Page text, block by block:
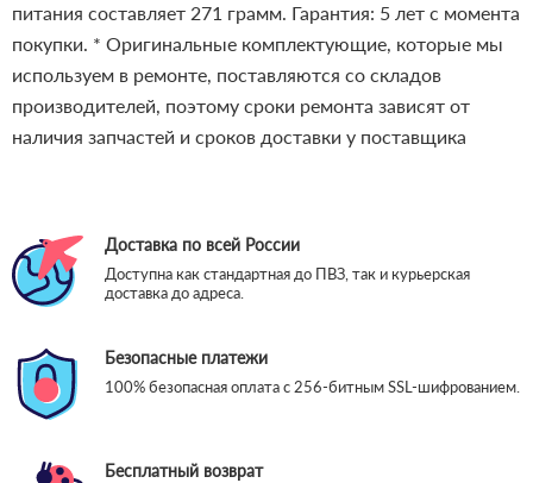
питания составляет 271 грамм. Гарантия: 5 лет с момента
покупки. * Оригинальные комплектующие, которые мы
используем в ремонте, поставляются со складов
производителей, поэтому сроки ремонта зависят от
наличия запчастей и сроков доставки у поставщика
Доставка по всей России
Доступна как стандартная до ПВЗ, так и курьерская
доставка до адреса.
Безопасные платежи
100% безопасная оплата с 256-битным SSL-шифрованием.
Бесплатный возврат